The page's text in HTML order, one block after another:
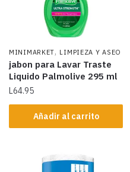
MINIMARKET, LIMPIEZA Y ASEO
jabon para Lavar Traste
Liquido Palmolive 295 ml
L64.95
Añadir al carrito